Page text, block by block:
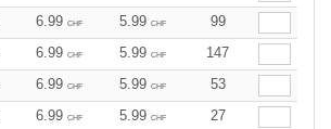
6.99 CHF 5.99 CHF
99
6.99 CHF 5.99 CHF
147
6.99 CHF 5.99 CHF
53
6.99 CHF 5.99 CHF 27